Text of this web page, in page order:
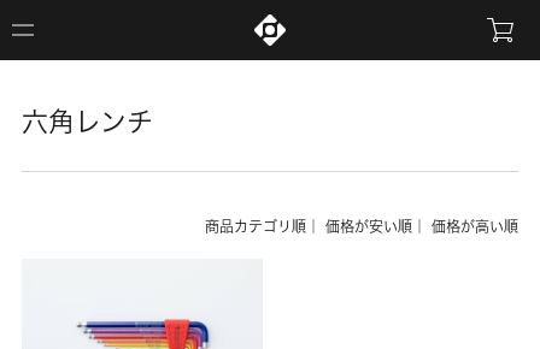
六角レンチ
商品カテゴリ順 価格が安い順 価格が高い順